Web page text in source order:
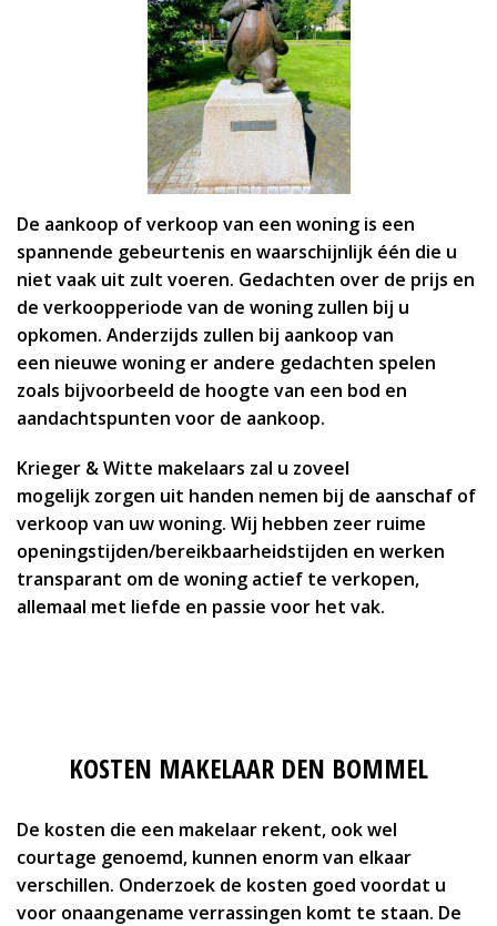
De aankoop of verkoop van een woning is een
spannende gebeurtenis en waarschijnlijk één die u
niet vaak uit zult voeren. Gedachten over de prijs en
de verkoopperiode van de woning zullen bij u
opkomen. Anderzijds zullen bij aankoop van
een nieuwe woning er andere gedachten spelen
zoals bijvoorbeeld de hoogte van een bod en
aandachtspunten voor de aankoop.
Krieger & Witte makelaars zal u zoveel
mogelijk zorgen uit handen nemen bij de aanschaf of
verkoop van uw woning. Wij hebben zeer ruime
openingstijden/bereikbaarheidstijden en werken
transparant om de woning actief te verkopen,
allemaal met liefde en passie voor het vak.
KOSTEN MAKELAAR DEN BOMMEL
De kosten die een makelaar rekent, ook wel
courtage genoemd, kunnen enorm van elkaar
verschillen. Onderzoek de kosten goed voordat u
voor onaangename verrassingen komt te staan. De